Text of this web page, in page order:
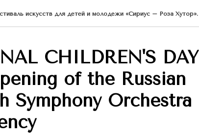
искусств для детей и молодежи «Сириус – Роза Хутор».
CHILDREN'S DAY
of the Russian
Symphony Orchestra